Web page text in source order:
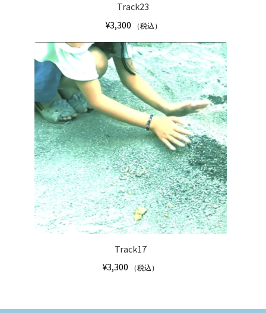
ョ
ン
が
あ
り
ま
す。
オ
プ
シ
ョ
ン
は
商
品
ペ
ー
ジ
選
Track23
¥3,300 （税込）
こ
の
商
品
に
は
複
数
の
バ
リ
エ
ー
ョ
ン
Track17
¥3,300 （税込）